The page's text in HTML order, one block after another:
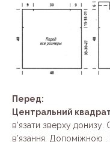
Перед:
Центральний
в’язати зверху
в’язання. Допоміжною .